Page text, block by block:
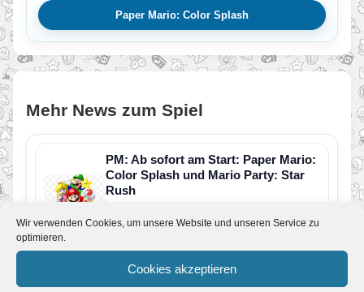
Wir verwenden Cookies, um unsere Website und unseren Service zu
optimieren.
Cookies akzeptieren
Paper Mario: Color Splash
Mehr News zum Spiel
PM: Ab sofort am Start: Paper Mario:
Color Splash und Mario Party: Star
Rush
Bis Jahresende lädt Mario seine Fans zu
Klassiker bis Smartphone-Spiel ist alles dabei
Super…
YouTube // Die Geschichte nimmt
Farbe an